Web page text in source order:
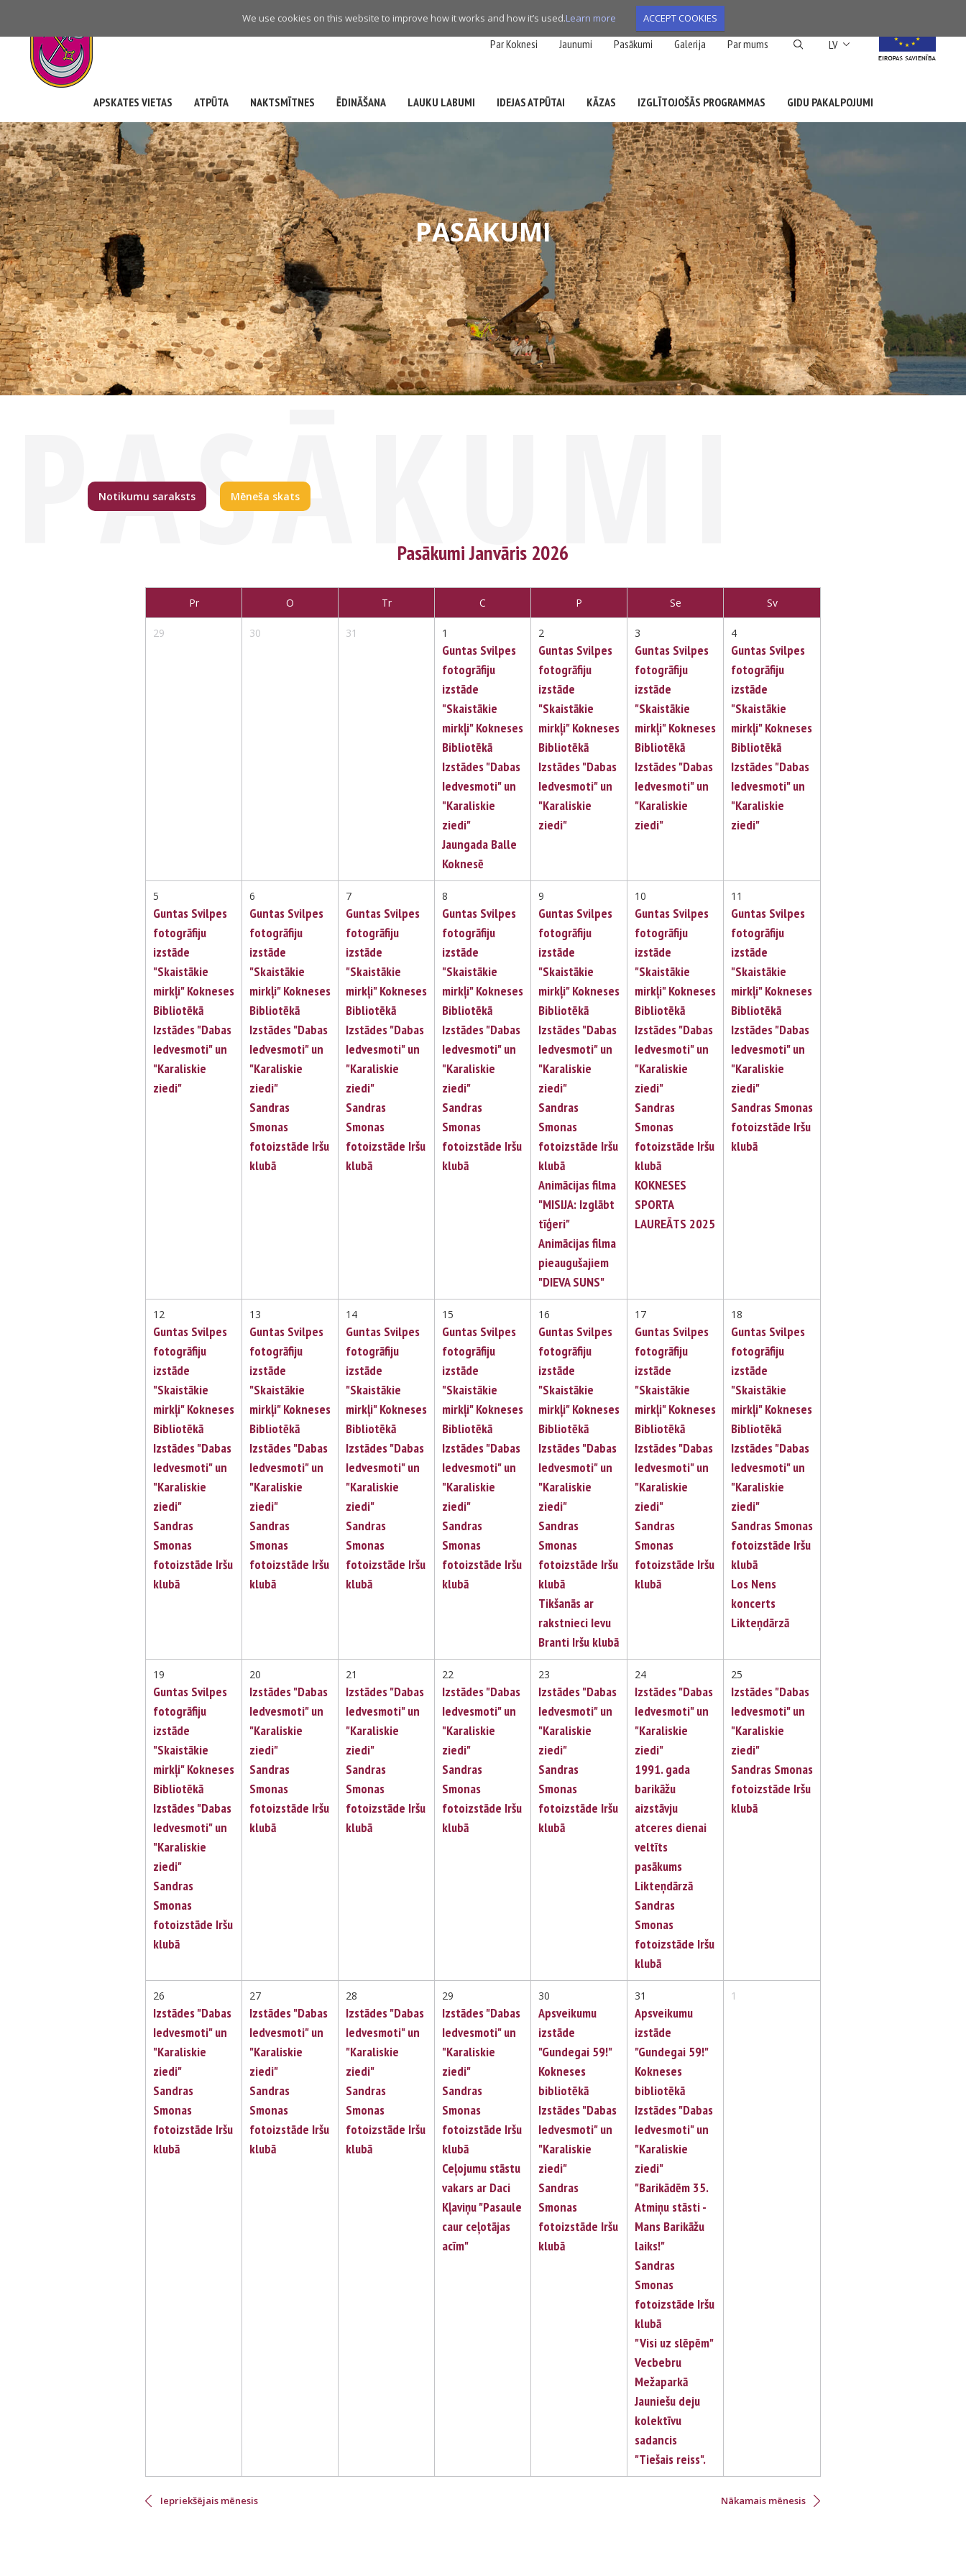
We use cookies on this website to improve how it works and how it’s used.Learn more ACCEPT COOKIES
navigation
LV List additional actions
Par Koknesi Jaunumi Pasākumi Galerija Par mums
APSKATES VIETAS ATPŪTA NAKTSMĪTNES ĒDINĀŠANA LAUKU LABUMI IDEJAS ATPŪTAI KĀZAS IZGLĪTOJOŠĀS PROGRAMMAS GIDU PAKALPOJUMI
PASĀKUMI
PASĀKUMI
Notikumu saraksts Mēneša skats
Pasākumi Janvāris 2026
Pr O Tr C P Se Sv
29 30 31 1 2 3 4
Guntas Svilpes
fotogrāfiju
izstāde
"Skaistākie
mirkļi" Kokneses
Bibliotēkā
Izstādes "Dabas
Iedvesmoti" un
"Karaliskie
ziedi"
Jaungada Balle
Koknesē
Guntas Svilpes
fotogrāfiju
izstāde
"Skaistākie
mirkļi" Kokneses
Bibliotēkā
Izstādes "Dabas
Iedvesmoti" un
"Karaliskie
ziedi"
Guntas Svilpes
fotogrāfiju
izstāde
"Skaistākie
mirkļi" Kokneses
Bibliotēkā
Izstādes "Dabas
Iedvesmoti" un
"Karaliskie
ziedi"
Guntas Svilpes
fotogrāfiju
izstāde
"Skaistākie
mirkļi" Kokneses
Bibliotēkā
Izstādes "Dabas
Iedvesmoti" un
"Karaliskie
ziedi"
5 6 7 8 9 10 11
Guntas Svilpes
fotogrāfiju
izstāde
"Skaistākie
mirkļi" Kokneses
Bibliotēkā
Izstādes "Dabas
Iedvesmoti" un
"Karaliskie
ziedi"
Guntas Svilpes
fotogrāfiju
izstāde
"Skaistākie
mirkļi" Kokneses
Bibliotēkā
Izstādes "Dabas
Iedvesmoti" un
"Karaliskie
ziedi"
Sandras
Smonas
fotoizstāde Iršu
klubā
Guntas Svilpes
fotogrāfiju
izstāde
"Skaistākie
mirkļi" Kokneses
Bibliotēkā
Izstādes "Dabas
Iedvesmoti" un
"Karaliskie
ziedi"
Sandras
Smonas
fotoizstāde Iršu
klubā
Guntas Svilpes
fotogrāfiju
izstāde
"Skaistākie
mirkļi" Kokneses
Bibliotēkā
Izstādes "Dabas
Iedvesmoti" un
"Karaliskie
ziedi"
Sandras
Smonas
fotoizstāde Iršu
klubā
Guntas Svilpes
fotogrāfiju
izstāde
"Skaistākie
mirkļi" Kokneses
Bibliotēkā
Izstādes "Dabas
Iedvesmoti" un
"Karaliskie
ziedi"
Sandras
Smonas
fotoizstāde Iršu
klubā
Animācijas filma
"MISIJA: Izglābt
tīģeri"
Animācijas filma
pieaugušajiem
"DIEVA SUNS"
Guntas Svilpes
fotogrāfiju
izstāde
"Skaistākie
mirkļi" Kokneses
Bibliotēkā
Izstādes "Dabas
Iedvesmoti" un
"Karaliskie
ziedi"
Sandras
Smonas
fotoizstāde Iršu
klubā
KOKNESES
SPORTA
LAUREĀTS 2025
Guntas Svilpes
fotogrāfiju
izstāde
"Skaistākie
mirkļi" Kokneses
Bibliotēkā
Izstādes "Dabas
Iedvesmoti" un
"Karaliskie
ziedi"
Sandras Smonas
fotoizstāde Iršu
klubā
12 13 14 15 16 17 18
Guntas Svilpes
fotogrāfiju
izstāde
"Skaistākie
mirkļi" Kokneses
Bibliotēkā
Izstādes "Dabas
Iedvesmoti" un
"Karaliskie
ziedi"
Sandras
Smonas
fotoizstāde Iršu
klubā
Guntas Svilpes
fotogrāfiju
izstāde
"Skaistākie
mirkļi" Kokneses
Bibliotēkā
Izstādes "Dabas
Iedvesmoti" un
"Karaliskie
ziedi"
Sandras
Smonas
fotoizstāde Iršu
klubā
Guntas Svilpes
fotogrāfiju
izstāde
"Skaistākie
mirkļi" Kokneses
Bibliotēkā
Izstādes "Dabas
Iedvesmoti" un
"Karaliskie
ziedi"
Sandras
Smonas
fotoizstāde Iršu
klubā
Guntas Svilpes
fotogrāfiju
izstāde
"Skaistākie
mirkļi" Kokneses
Bibliotēkā
Izstādes "Dabas
Iedvesmoti" un
"Karaliskie
ziedi"
Sandras
Smonas
fotoizstāde Iršu
klubā
Guntas Svilpes
fotogrāfiju
izstāde
"Skaistākie
mirkļi" Kokneses
Bibliotēkā
Izstādes "Dabas
Iedvesmoti" un
"Karaliskie
ziedi"
Sandras
Smonas
fotoizstāde Iršu
klubā
Tikšanās ar
rakstnieci Ievu
Branti Iršu klubā
Guntas Svilpes
fotogrāfiju
izstāde
"Skaistākie
mirkļi" Kokneses
Bibliotēkā
Izstādes "Dabas
Iedvesmoti" un
"Karaliskie
ziedi"
Sandras
Smonas
fotoizstāde Iršu
klubā
Guntas Svilpes
fotogrāfiju
izstāde
"Skaistākie
mirkļi" Kokneses
Bibliotēkā
Izstādes "Dabas
Iedvesmoti" un
"Karaliskie
ziedi"
Sandras Smonas
fotoizstāde Iršu
klubā
Los Nens
koncerts
Likteņdārzā
19 20 21 22 23 24 25
Guntas Svilpes
fotogrāfiju
izstāde
"Skaistākie
mirkļi" Kokneses
Bibliotēkā
Izstādes "Dabas
Iedvesmoti" un
"Karaliskie
ziedi"
Sandras
Smonas
fotoizstāde Iršu
klubā
Izstādes "Dabas
Iedvesmoti" un
"Karaliskie
ziedi"
Sandras
Smonas
fotoizstāde Iršu
klubā
Izstādes "Dabas
Iedvesmoti" un
"Karaliskie
ziedi"
Sandras
Smonas
fotoizstāde Iršu
klubā
Izstādes "Dabas
Iedvesmoti" un
"Karaliskie
ziedi"
Sandras
Smonas
fotoizstāde Iršu
klubā
Izstādes "Dabas
Iedvesmoti" un
"Karaliskie
ziedi"
Sandras
Smonas
fotoizstāde Iršu
klubā
Izstādes "Dabas
Iedvesmoti" un
"Karaliskie
ziedi"
1991. gada
barikāžu
aizstāvju
atceres dienai
veltīts
pasākums
Likteņdārzā
Sandras
Smonas
fotoizstāde Iršu
klubā
Izstādes "Dabas
Iedvesmoti" un
"Karaliskie
ziedi"
Sandras Smonas
fotoizstāde Iršu
klubā
26 27 28 29 30 31 1
Izstādes "Dabas
Iedvesmoti" un
"Karaliskie
ziedi"
Sandras
Smonas
fotoizstāde Iršu
klubā
Izstādes "Dabas
Iedvesmoti" un
"Karaliskie
ziedi"
Sandras
Smonas
fotoizstāde Iršu
klubā
Izstādes "Dabas
Iedvesmoti" un
"Karaliskie
ziedi"
Sandras
Smonas
fotoizstāde Iršu
klubā
Izstādes "Dabas
Iedvesmoti" un
"Karaliskie
ziedi"
Sandras
Smonas
fotoizstāde Iršu
klubā
Ceļojumu stāstu
vakars ar Daci
Kļaviņu "Pasaule
caur ceļotājas
acīm"
Apsveikumu
izstāde
"Gundegai 59!"
Kokneses
bibliotēkā
Izstādes "Dabas
Iedvesmoti" un
"Karaliskie
ziedi"
Sandras
Smonas
fotoizstāde Iršu
klubā
Apsveikumu
izstāde
"Gundegai 59!"
Kokneses
bibliotēkā
Izstādes "Dabas
Iedvesmoti" un
"Karaliskie
ziedi"
"Barikādēm 35.
Atmiņu stāsti -
Mans Barikāžu
laiks!"
Sandras
Smonas
fotoizstāde Iršu
klubā
"Visi uz slēpēm"
Vecbebru
Mežaparkā
Jauniešu deju
kolektīvu
sadancis
"Tiešais reiss".
Iepriekšējais mēnesis Nākamais mēnesis